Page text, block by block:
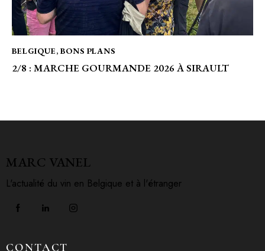
BELGIQUE,BONS PLANS
2/8 : MARCHE GOURMANDE 2026 À SIRAULT
MARC VANEL
L'actualité du vin en Belgique et à l'étranger
CONTACT